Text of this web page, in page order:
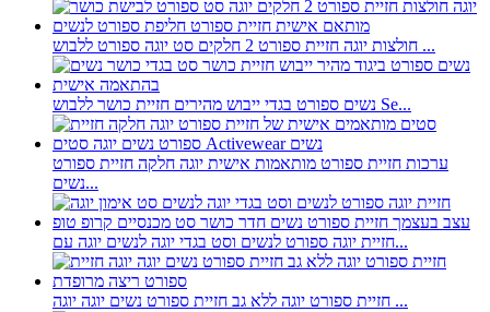
חולצות יוגה חזיית ספורט 2 חלקים סט יוגה ספורט ללבוש ...
נשים ספורט בגדי ייבוש מהירים חזיית כושר ללבוש Se...
ערכות חזיית ספורט מותאמות אישית יוגה חלקה חזיית ספורט
נשים...
חזיית יוגה ספורט לנשים וסט בגדי יוגה לנשים יוגה עם...
חזיית ספורט יוגה ללא גב חזיית ספורט נשים יוגה יוגה ...